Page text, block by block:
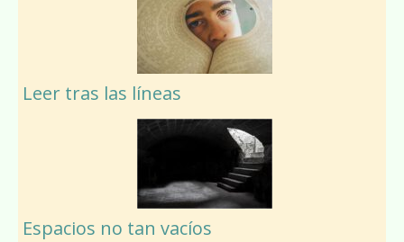
Leer tras las líneas
Espacios no tan vacíos